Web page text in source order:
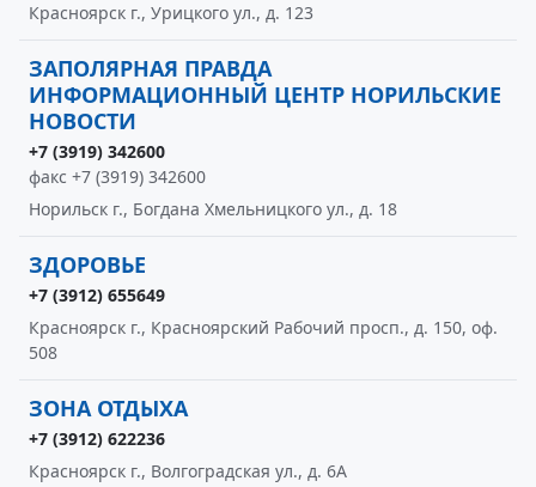
Красноярск г., Урицкого ул., д. 123
ЗАПОЛЯРНАЯ ПРАВДА
ИНФОРМАЦИОННЫЙ ЦЕНТР НОРИЛЬСКИЕ
НОВОСТИ
+7 (3919) 342600
факс +7 (3919) 342600
Норильск г., Богдана Хмельницкого ул., д. 18
ЗДОРОВЬЕ
+7 (3912) 655649
Красноярск г., Красноярский Рабочий просп., д. 150, оф.
508
ЗОНА ОТДЫХА
+7 (3912) 622236
Красноярск г., Волгоградская ул., д. 6А